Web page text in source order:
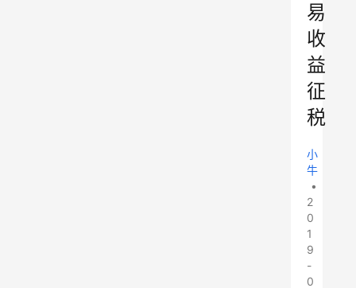
易
收
益
征
税
小
牛
•
2
0
1
9
-
0